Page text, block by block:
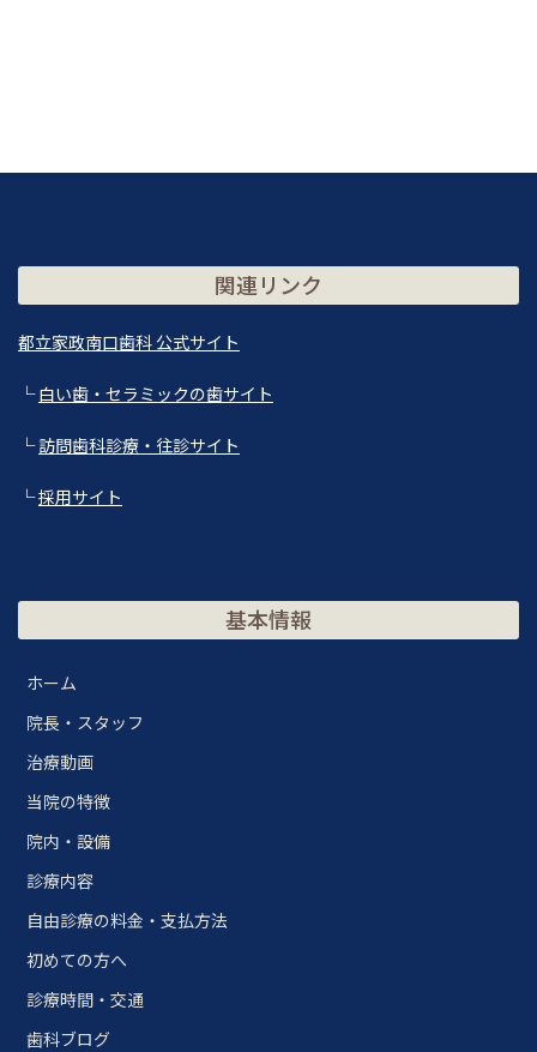
関連リンク
都立家政南口歯科 公式サイト
└白い歯・セラミックの歯サイト
└訪問歯科診療・往診サイト
└採用サイト
基本情報
ホーム
院長・スタッフ
治療動画
当院の特徴
院内・設備
診療内容
自由診療の料金・支払方法
初めての方へ
診療時間・交通
歯科ブログ